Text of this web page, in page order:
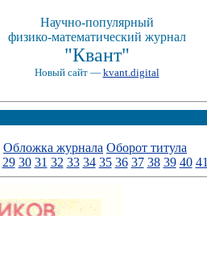
Научно-популярный
физико-математический журнал
"Квант"
Новый сайт — kvant.digital
Обложка журнала Оборот титула
29 30 31 32 33 34 35 36 37 38 39 40 41